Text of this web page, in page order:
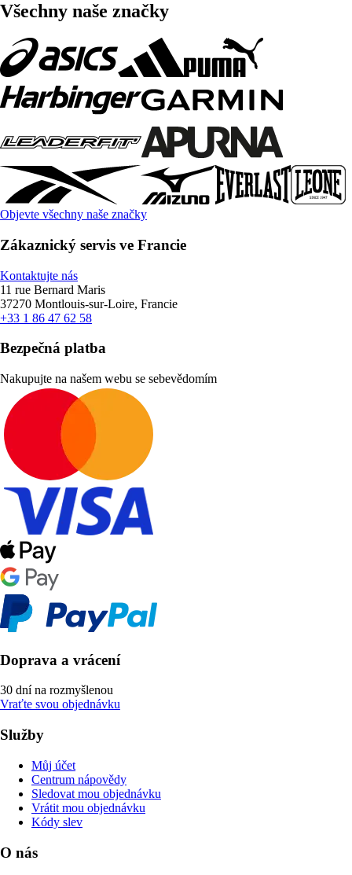
Všechny naše značky
Objevte všechny naše značky
Zákaznický servis ve Francie
Kontaktujte nás
11 rue Bernard Maris
37270 Montlouis-sur-Loire, Francie
+33 1 86 47 62 58
Bezpečná platba
Nakupujte na našem webu se sebevědomím
Doprava a vrácení
30 dní na rozmyšlenou
Vraťte svou objednávku
Služby
Můj účet
Centrum nápovědy
Sledovat mou objednávku
Vrátit mou objednávku
Kódy slev
O nás